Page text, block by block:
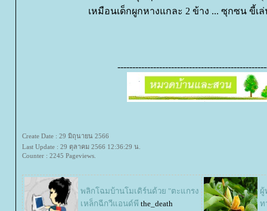
เหมือนเด็กผูกหางแกละ 2 ข้าง ... ซุกซน ขี้เ
Create Date : 29 มิถุนายน 2566
Last Update : 29 ตุลาคม 2566 12:36:29 น.
Counter : 2245 Pageviews.
พลิกโฉมบ้านโมเดิร์นด้วย "ตะแกรง
เหล็กฉีกวีแอนด์พี the_death
ผู้
ท